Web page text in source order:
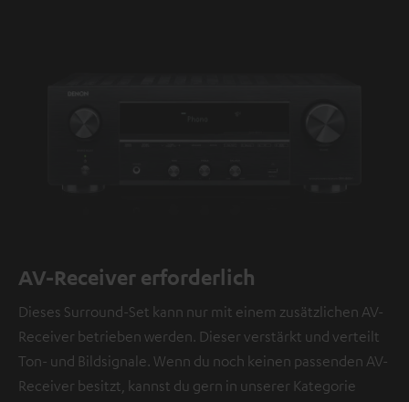
AV-Receiver erforderlich
Dieses Surround-Set kann nur mit einem zusätzlichen AV-
Receiver betrieben werden. Dieser verstärkt und verteilt
Ton- und Bildsignale. Wenn du noch keinen passenden AV-
Receiver besitzt, kannst du gern in unserer Kategorie